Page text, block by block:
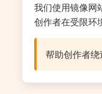
我们使用镜像网
创作者在受限环
帮助创作者绕